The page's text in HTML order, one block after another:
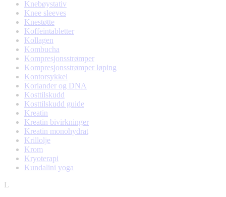
Knebøystativ
Knee sleeves
Knestøtte
Koffeintabletter
Kollagen
Kombucha
Kompresjonsstrømper
Kompresjonsstrømper løping
Kontorsykkel
Koriander og DNA
Kosttilskudd
Kosttilskudd guide
Kreatin
Kreatin bivirkninger
Kreatin monohydrat
Krillolje
Krom
Kryoterapi
Kundalini yoga
L